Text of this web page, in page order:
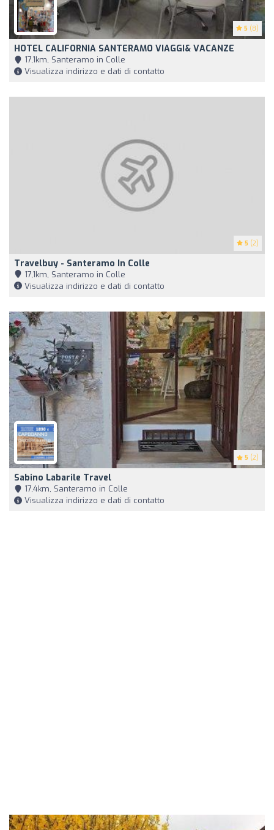
5 (8)
HOTEL CALIFORNIA SANTERAMO VIAGGI& VACANZE
17,1km, Santeramo in Colle
Visualizza indirizzo e dati di contatto
5 (2)
Travelbuy - Santeramo In Colle
17,1km, Santeramo in Colle
Visualizza indirizzo e dati di contatto
5 (2)
Sabino Labarile Travel
17,4km, Santeramo in Colle
Visualizza indirizzo e dati di contatto